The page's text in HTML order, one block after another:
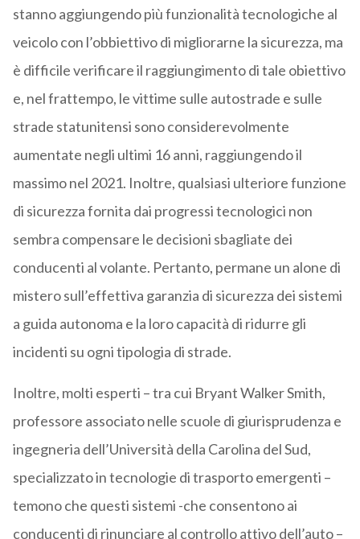
stanno aggiungendo più funzionalità tecnologiche al
veicolo con l’obbiettivo di migliorarne la sicurezza, ma
è difficile verificare il raggiungimento di tale obiettivo
e, nel frattempo, le vittime sulle autostrade e sulle
strade statunitensi sono considerevolmente
aumentate negli ultimi 16 anni, raggiungendo il
massimo nel 2021. Inoltre, qualsiasi ulteriore funzione
di sicurezza fornita dai progressi tecnologici non
sembra compensare le decisioni sbagliate dei
conducenti al volante. Pertanto, permane un alone di
mistero sull’effettiva garanzia di sicurezza dei sistemi
a guida autonoma e la loro capacità di ridurre gli
incidenti su ogni tipologia di strade.
Inoltre, molti esperti – tra cui Bryant Walker Smith,
professore associato nelle scuole di giurisprudenza e
ingegneria dell’Università della Carolina del Sud,
specializzato in tecnologie di trasporto emergenti –
temono che questi sistemi -che consentono ai
conducenti di rinunciare al controllo attivo dell’auto –